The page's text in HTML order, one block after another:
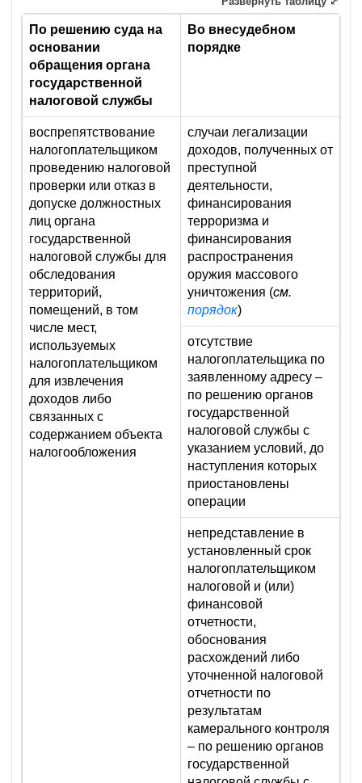
По решению суда на
основании
обращения органа
государственной
налоговой службы
Во внесудебном
порядке
воспрепятствование
налогоплательщиком
проведению налоговой
проверки или отказ в
допуске должностных
лиц органа
государственной
налоговой службы для
обследования
территорий,
помещений, в том
числе мест,
используемых
налогоплательщиком
для извлечения
доходов либо
связанных с
содержанием объекта
налогообложения
случаи легализации
доходов, полученных от
преступной
деятельности,
финансирования
терроризма и
финансирования
распространения
оружия массового
уничтожения (см.
порядок)
отсутствие
налогоплательщика по
заявленному адресу –
по решению органов
государственной
налоговой службы с
указанием условий, до
наступления которых
приостановлены
операции
непредставление в
установленный срок
налогоплательщиком
налоговой и (или)
финансовой
отчетности,
обоснования
расхождений либо
уточненной налоговой
отчетности по
результатам
камерального контроля
– по решению органов
государственной